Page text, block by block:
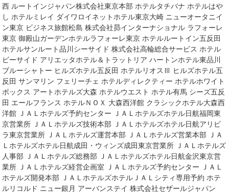
西 ルートインジャパン株式会社東京本部 ホテルタチバナ ホテルはや
し ホテルミレイ ダイワロイネットホテル東京大崎 ニューオータニイ
ン東京 ビジネス旅館松島 株式会社昴インターナショナル ラフォーレ
東京 御殿山ガーデンホテルラフォーレ東京 ホテルルートイン五反田
ホテルサンルート品川シーサイド 株式会社高輪総合サービス ホテル
ビーサイド アリエッタホテル＆トラットリア ハートンホテル東品川
ブルーシャトー ヒルズホテル五反田 ホテルリオスⅢ ヒルズホテル五
反田 サンマリン フェリーチェ ホテルディレクティー ホテルホワイト
ボックス アートホテルズ大森 ホテルウエスト ホテル有馬 シーズ五反
田 エールフランス ホテルＮＯＸ 大森西洋館 クラシックホテル大森西
洋館 ＪＡＬホテルズ予約センター ＪＡＬホテルズホテル日航福岡東
京営業所 ＪＡＬホテルズ技術本部 ＪＡＬホテルズホテル日航アリビ
ラ東京営業所 ＪＡＬホテルズ運営本部 ＪＡＬホテルズ営業本部 ＪＡ
Ｌホテルズホテル日航成田・ウィンズ成田東京営業所 ＪＡＬホテルズ
人事部 ＪＡＬホテルズ総務部 ＪＡＬホテルズホテル日航金沢東京営
業所 ＪＡＬホテルズ経営企画室 ＪＡＬホテルズ予約センター ＪＡＬ
ホテルズ開発本部 ＪＡＬホテルズホテルＪＡＬシティ専用予約 ホテ
ルリコルド ニュー銀月 アーバンステイ 株式会社セザールジャパン